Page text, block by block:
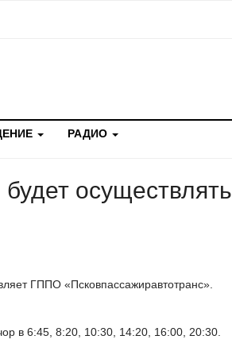
РАДИО
осуществлять
ГППО «Псковпассажиравтотранс».
в 6:45, 8:20, 10:30, 14:20, 16:00, 20:30.